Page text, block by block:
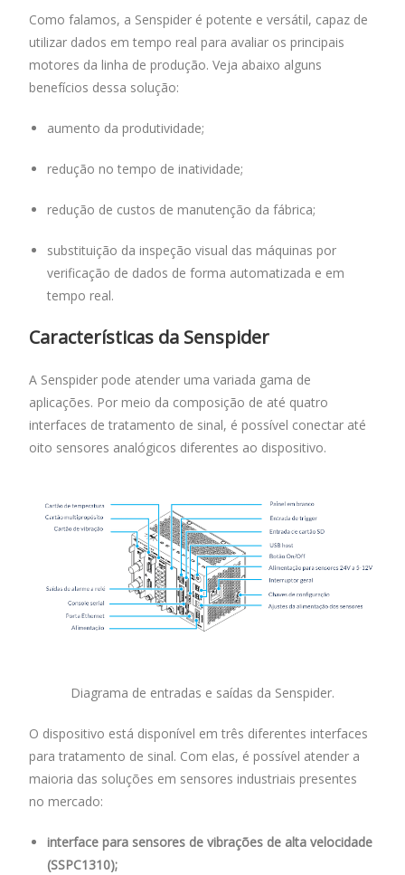
Como falamos, a Senspider é potente e versátil, capaz de
utilizar dados em tempo real para avaliar os principais
motores da linha de produção. Veja abaixo alguns
benefícios dessa solução:
aumento da produtividade;
redução no tempo de inatividade;
redução de custos de manutenção da fábrica;
substituição da inspeção visual das máquinas por
verificação de dados de forma automatizada e em
tempo real.
Características da Senspider
A Senspider pode atender uma variada gama de
aplicações. Por meio da composição de até quatro
interfaces de tratamento de sinal, é possível conectar até
oito sensores analógicos diferentes ao dispositivo.
Diagrama de entradas e saídas da Senspider.
O dispositivo está disponível em três diferentes interfaces
para tratamento de sinal. Com elas, é possível atender a
maioria das soluções em sensores industriais presentes
no mercado:
interface para sensores de vibrações de alta velocidade
(SSPC1310);